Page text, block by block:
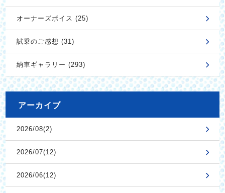
オーナーズボイス (25)
試乗のご感想 (31)
納車ギャラリー (293)
アーカイブ
2026/08(2)
2026/07(12)
2026/06(12)